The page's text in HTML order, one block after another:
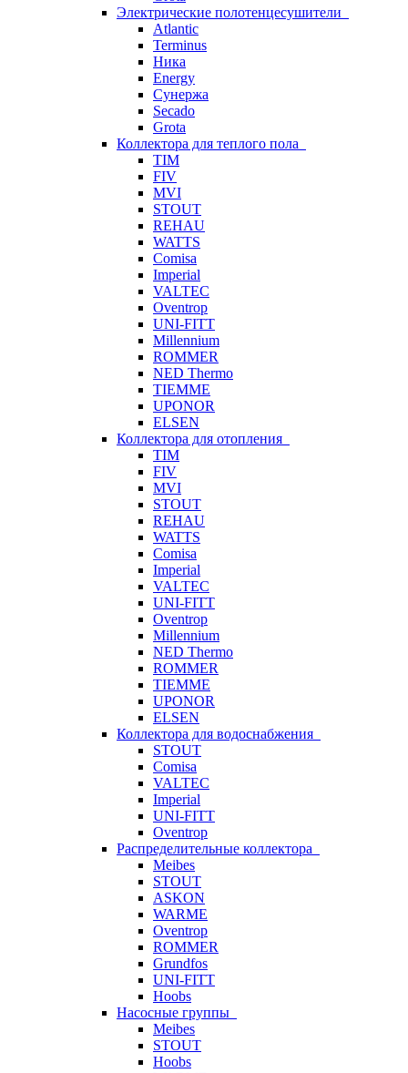
Электрические полотенцесушители
Atlantic
Terminus
Ника
Energy
Сунержа
Secado
Grota
Коллектора для теплого пола
TIM
FIV
MVI
STOUT
REHAU
WATTS
Comisa
Imperial
VALTEC
Oventrop
UNI-FITT
Millennium
ROMMER
NED Thermo
TIEMME
UPONOR
ELSEN
Коллектора для отопления
TIM
FIV
MVI
STOUT
REHAU
WATTS
Comisa
Imperial
VALTEC
UNI-FITT
Oventrop
Millennium
NED Thermo
ROMMER
TIEMME
UPONOR
ELSEN
Коллектора для водоснабжения
STOUT
Comisa
VALTEC
Imperial
UNI-FITT
Oventrop
Распределительные коллектора
Meibes
STOUT
ASKON
WARME
Oventrop
ROMMER
Grundfos
UNI-FITT
Hoobs
Насосные группы
Meibes
STOUT
Hoobs